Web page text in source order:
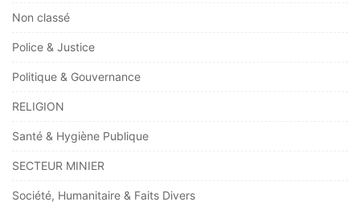
Non classé
Police & Justice
Politique & Gouvernance
RELIGION
Santé & Hygiène Publique
SECTEUR MINIER
Société, Humanitaire & Faits Divers